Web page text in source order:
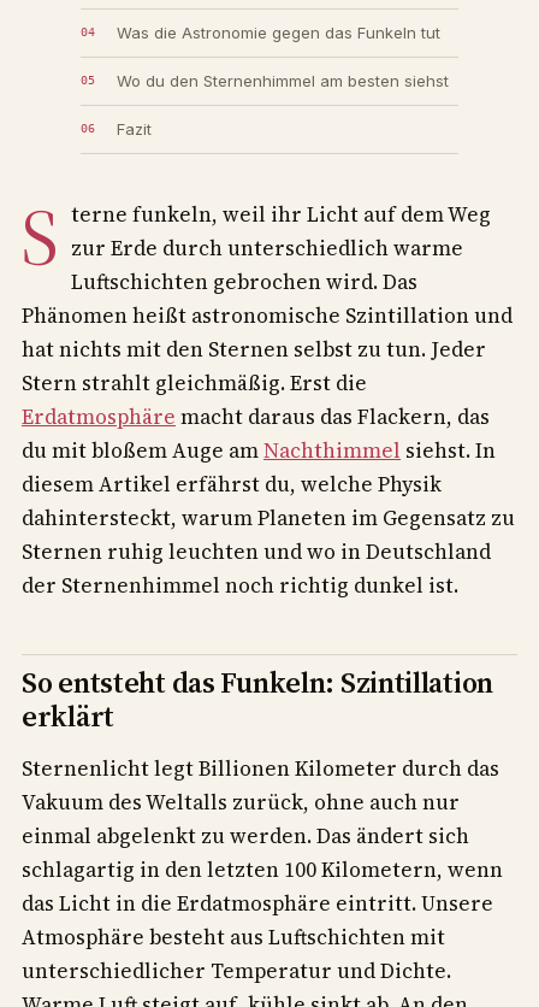
Was die Astronomie gegen das Funkeln tut
Wo du den Sternenhimmel am besten siehst
Fazit
S terne funkeln, weil ihr Licht auf dem Weg
zur Erde durch unterschiedlich warme
Luftschichten gebrochen wird. Das
Phänomen heißt astronomische Szintillation und
hat nichts mit den Sternen selbst zu tun. Jeder
Stern strahlt gleichmäßig. Erst die
Erdatmosphäre macht daraus das Flackern, das
du mit bloßem Auge amNachthimmel siehst. In
diesem Artikel erfährst du, welche Physik
dahintersteckt, warum Planeten im Gegensatz zu
Sternen ruhig leuchten und wo in Deutschland
der Sternenhimmel noch richtig dunkel ist.
So entsteht das Funkeln: Szintillation
erklärt
Sternenlicht legt Billionen Kilometer durch das
Vakuum des Weltalls zurück, ohne auch nur
einmal abgelenkt zu werden. Das ändert sich
schlagartig in den letzten 100 Kilometern, wenn
das Licht in die Erdatmosphäre eintritt. Unsere
Atmosphäre besteht aus Luftschichten mit
unterschiedlicher Temperatur und Dichte.